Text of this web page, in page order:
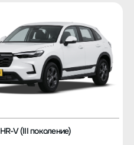
HR-V (III поколение)